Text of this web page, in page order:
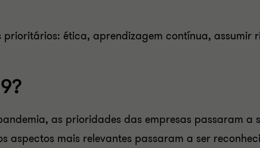
prioritários: ética, aprendizagem contínua,
as prioridades das empresas passaram a
aspectos mais relevantes passaram a ser